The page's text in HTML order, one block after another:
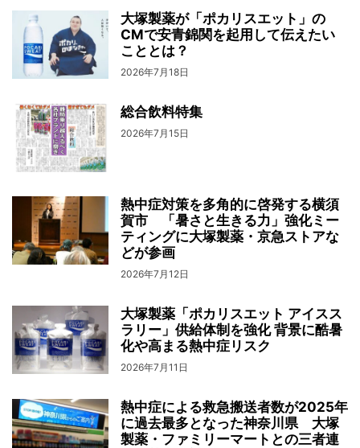
大塚製薬が「ポカリスエット」の
CMで安青錦関を起用して伝えたい
こととは？
2026年7月18日
総合飲料特集
2026年7月15日
熱中症対策を多角的に啓発する横須
賀市 「暑さと生きる力」強化ミー
ティングに大塚製薬・京急ストアな
どが参画
2026年7月12日
大塚製薬「ポカリスエット アイスス
ラリー」供給体制を強化 背景に酷暑
化や高まる熱中症リスク
2026年7月11日
熱中症による救急搬送者数が2025年
に過去最多となった神奈川県 大塚
製薬・ファミリーマートとの三者連